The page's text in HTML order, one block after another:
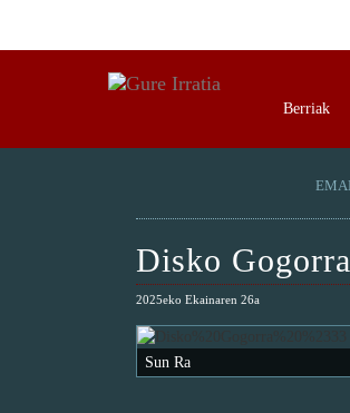
Berriak
Disko
2025eko Ekainaren 26a
Sun Ra